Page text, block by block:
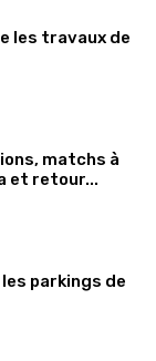
les travaux de
matchs à
et retour...
parkings de